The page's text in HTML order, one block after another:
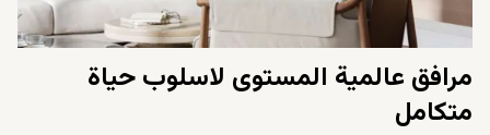
مرافق عالمية المستوى لاسلوب حياة
متكامل